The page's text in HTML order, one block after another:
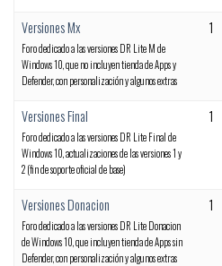
Versiones Mx
Foro dedicado a las versiones DR Lite M de
Windows 10, que no incluyen tienda de Apps y
Defender, con personalización y algunos extras
1
Versiones Final
Foro dedicado a las versiones DR Lite Final de
Windows 10, actualizaciones de las versiones 1 y
2 (fin de soporte oficial de base)
1
Versiones Donacion
Foro dedicado a las versiones DR Lite Donacion
de Windows 10, que incluyen tienda de Apps sin
Defender, con personalización y algunos extras
1